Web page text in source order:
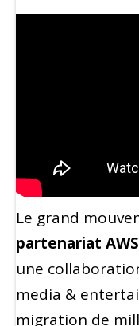
Le grand
partenariat AWS
une
media &
migration de